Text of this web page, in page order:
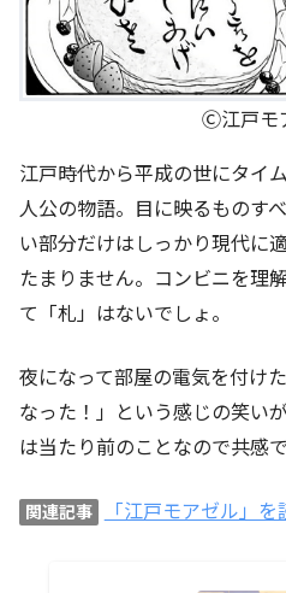
Ⓒ江戸モ
江戸時代から平成の世にタイ
人公の物語。目に映るものす
い部分だけはしっかり現代に
たまりません。コンビニを理
て「札」はないでしょ。
夜になって部屋の電気を付け
なった！」という感じの笑い
は当たり前のことなので共感
関連記事 「江戸モアゼル」